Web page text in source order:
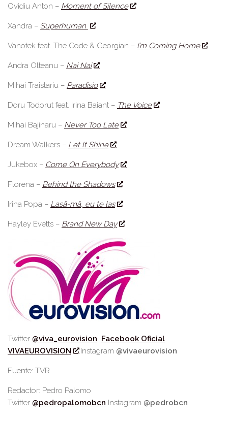
Ovidiu Anton – Moment of Silence
Xandra – Superhuman
Vanotek feat. The Code & Georgian – I’m Coming Home
Andra Olteanu – Nai Nai
Mihai Traistariu – Paradisio
Doru Todorut feat. Irina Baiant – The Voice
Mihai Bajinaru – Never Too Late
Dream Walkers – Let It Shine
Jukebox – Come On Everybody
Florena – Behind the Shadows
Irina Popa – Lasă-mă, eu te las
Hayley Evetts – Brand New Day
Twitter @viva_eurovision Facebook Oficial
VIVAEUROVISION
Instagram @vivaeurovision
Fuente: TVR
Redactor: Pedro Palomo
Twitter @pedropalomobcn Instagram @pedrobcn